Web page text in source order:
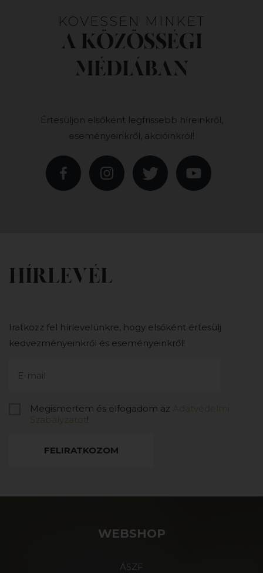
KÖVESSEN MINKET
A KÖZÖSSÉGI
MÉDIÁBAN
Értesüljön elsőként legfrissebb híreinkről,
eseményeinkről, akcióinkról!
HÍRLEVÉL
Iratkozz fel hírlevelünkre, hogy elsőként értesülj
kedvezményeinkről és eseményeinkről!
Megismertem és elfogadom az Adatvédelmi
Szabályzatot !
FELIRATKOZOM
WEBSHOP
ÁSZF